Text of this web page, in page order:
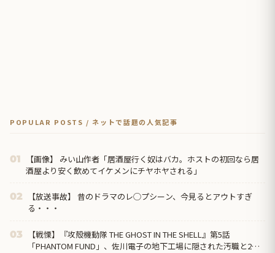
POPULAR POSTS / ネットで話題の人気記事
01
【画像】 みい山作者「居酒屋行く奴はバカ。ホストの初回なら居
酒屋より安く飲めてイケメンにチヤホヤされる」
02
【放送事故】 昔のドラマのレ◯プシーン、今見るとアウトすぎ
る・・・
03
【戦慄】『攻殻機動隊 THE GHOST IN THE SHELL』第5話
「PHANTOM FUND」、佐川電子の地下工場に隠された汚職と2週